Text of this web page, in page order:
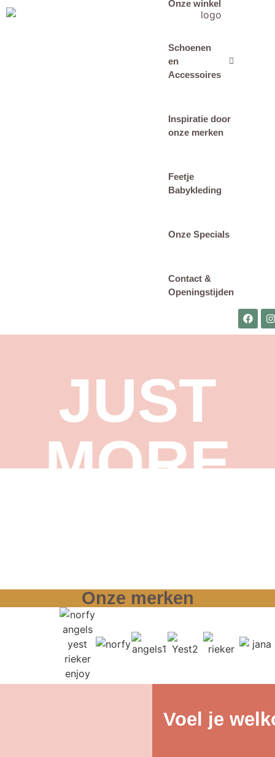
Onze winkel
Schoenen
en
Accessoires
Inspiratie door
onze merken
Feetje
Babykleding
Onze Specials
Contact &
Openingstijden
JUST
MORE
Onze merken
Voel je